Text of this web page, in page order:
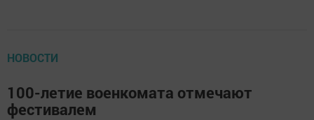
НОВОСТИ
100-летие военкомата отмечают
фестивалем